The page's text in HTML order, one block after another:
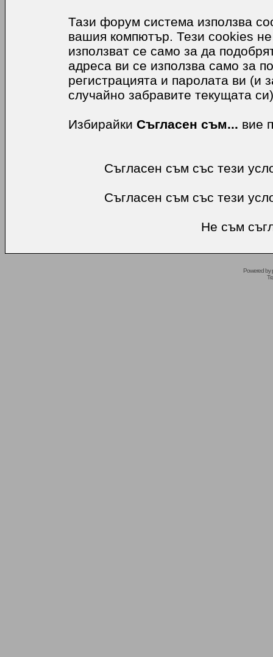
Тази форум система използва
вашия компютър. Тези cookies
използват се само за да
адреса ви се използва само за
регистрацията и паролата ви (и
случайно забравите текущата
Избирайки Съгласен съм... вие
Съгласен съм със тези
Съгласен съм със тези
Не съм
Powered by